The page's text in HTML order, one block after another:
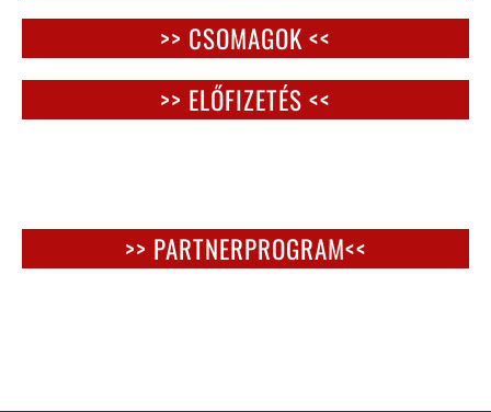
>> CSOMAGOK <<
>> ELŐFIZETÉS <<
>> PARTNERPROGRAM<<